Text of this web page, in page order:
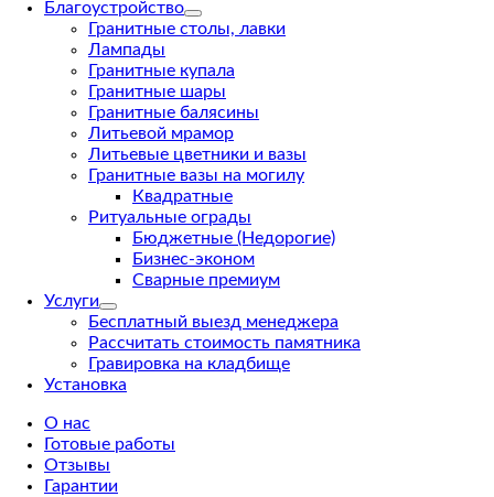
Благоустройство
Гранитные столы, лавки
Лампады
Гранитные купала
Гранитные шары
Гранитные балясины
Литьевой мрамор
Литьевые цветники и вазы
Гранитные вазы на могилу
Квадратные
Ритуальные ограды
Бюджетные (Недорогие)
Бизнес-эконом
Сварные премиум
Услуги
Бесплатный выезд менеджера
Рассчитать стоимость памятника
Гравировка на кладбище
Установка
О нас
Готовые работы
Отзывы
Гарантии